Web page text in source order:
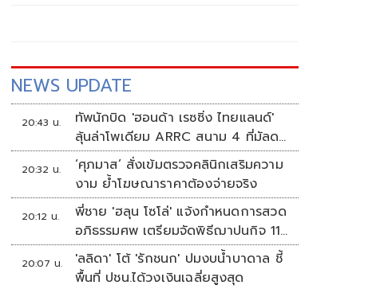
NEWS UPDATE
20:43 น.
ทัพนักบิด 'ฮอนด้า เรซซิ่ง ไทยแลนด์'
ลุ้นล่าโพเดียม ARRC สนาม 4 ที่มัลดา
ลิกา
20:32 น.
‘ศุภมาส’ สั่งเข้มตรวจคลินิกเสริมความ
งาม ย้ำโฆษณาราคาต้องจ่ายจริง
20:12 น.
พี่ชาย 'ฮลุน โซโล่' แจ้งกำหนดการสวด
อภิธรรมศพ เตรียมจัดพิธีฌาปนกิจ 11
ส.ค.
20:07 น.
'ลลิดา' โต้ 'รักชนก' ปมงบน้ำบาดาล ชี้
พื้นที่ ปชน.ได้วงเงินเฉลี่ยสูงสุด